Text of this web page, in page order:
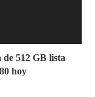
512 GB lista
hoy